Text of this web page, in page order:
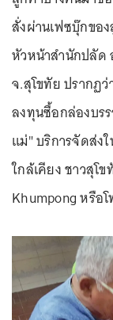
สั่งผ่านเฟซบุ๊กขอ
หัวหน้าสำนักปลัด
จ.สุโขทัย ปรากฏ
ลงทุนซื้อกล่องบร
แม่" บริการจัดส่ง
ใกล้เคียง ชาวสุโ
Khumpong หรือ